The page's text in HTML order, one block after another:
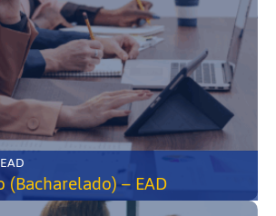
MG • • EAD
– EAD